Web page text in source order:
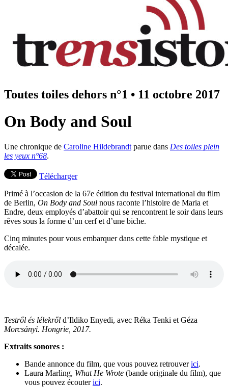
Toutes toiles dehors n°1 • 11 octobre 2017
On Body and Soul
Une chronique de Caroline Hildebrandt parue dans Des toiles plein
les yeux n°68.
Télécharger
Primé à l’occasion de la 67e édition du festival international du film
de Berlin, On Body and Soul nous raconte l’histoire de Maria et
Endre, deux employés d’abattoir qui se rencontrent le soir dans leurs
rêves sous la forme d’un cerf et d’une biche.
Cinq minutes pour vous embarquer dans cette fable mystique et
décalée.
Testről és lélekről d’Ildiko Enyedi, avec Réka Tenki et Géza
Morcsányi. Hongrie, 2017.
Extraits sonores :
Bande annonce du film, que vous pouvez retrouverici.
Laura Marling, What He Wrote (bande originale du film), que
vous pouvez écouterici.